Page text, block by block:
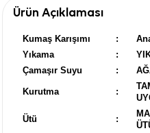
Ürün Açıklaması
Kumaş Karışımı :
Yıkama
:
Çamaşır Suyu
:
Kurutma :
Ütü :